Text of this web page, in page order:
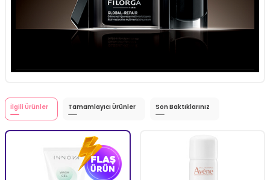
İlgili Ürünler Tamamlayıcı Ürünler Son Baktıklarınız